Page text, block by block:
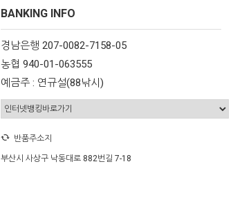
BANKING INFO
경남은행 207-0082-7158-05
농협 940-01-063555
예금주 : 연규설(88낚시)
반품주소지
부산시 사상구 낙동대로 882번길 7-18